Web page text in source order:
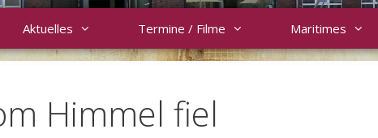
Aktuelles Termine / Filme Maritimes
Himmel fiel